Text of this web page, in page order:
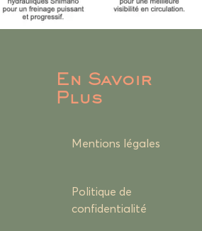
En Savoir
Plus
Mentions légales
Politique de
confidentialité